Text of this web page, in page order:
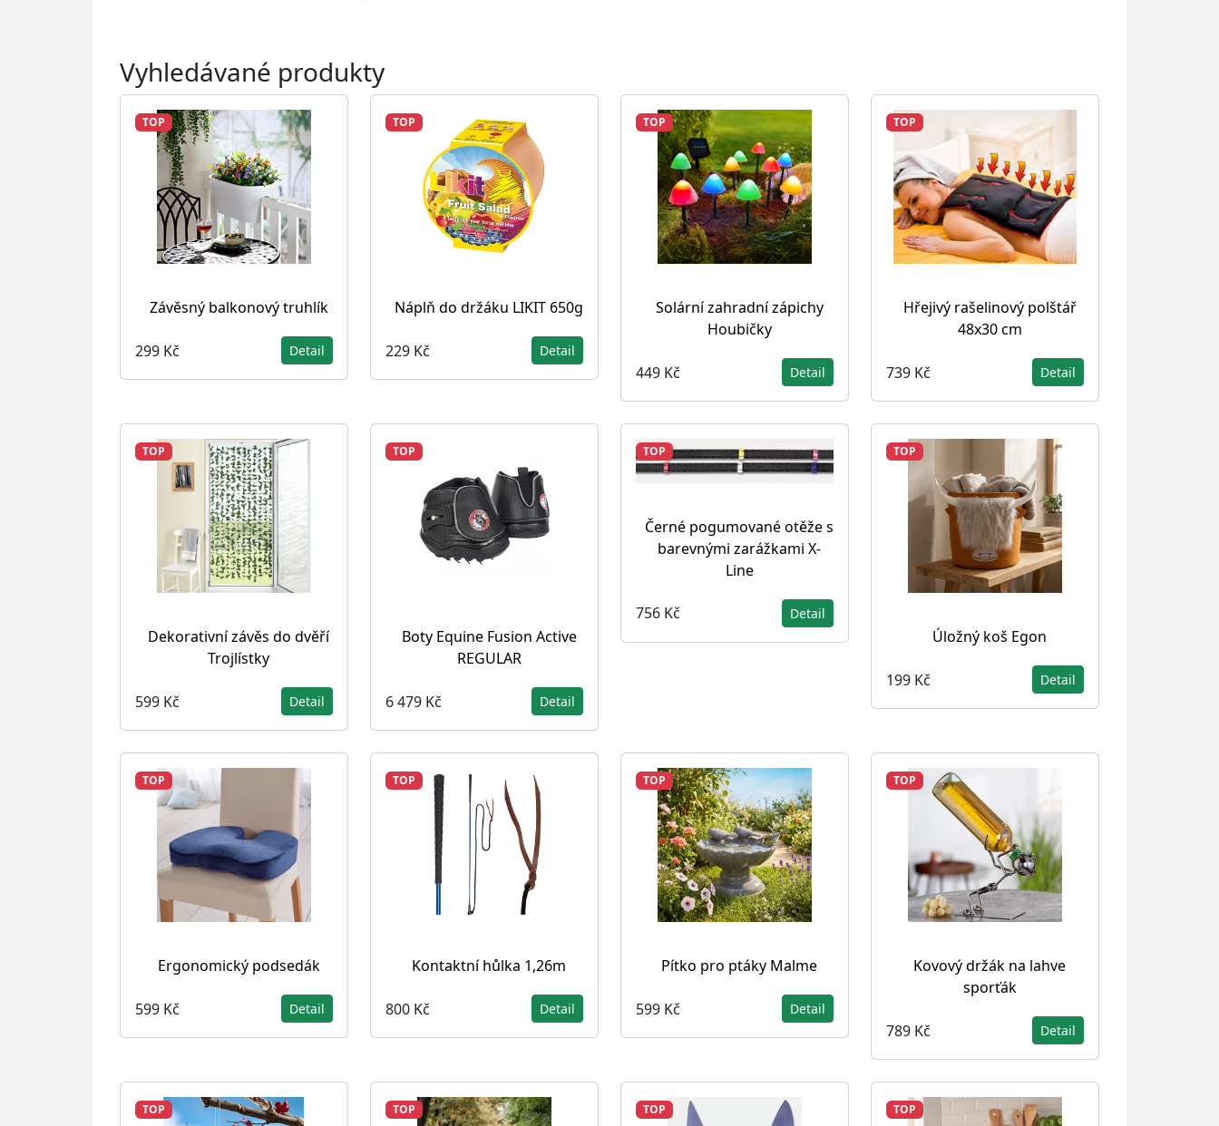
Vyhledávané produkty
TOP
Závěsný balkonový truhlík
299 Kč Detail
TOP
Náplň do držáku LIKIT 650g
229 Kč Detail
TOP
Solární zahradní zápichy
Houbičky
449 Kč Detail
TOP
Hřejivý rašelinový polštář
48x30 cm
739 Kč Detail
TOP
Dekorativní závěs do dvěří
Trojlístky
599 Kč Detail
TOP
Boty Equine Fusion Active
REGULAR
6 479 Kč Detail
TOP
Černé pogumované otěže s
barevnými zarážkami X-
Line
756 Kč Detail
TOP
Úložný koš Egon
199 Kč Detail
TOP
Ergonomický podsedák
599 Kč Detail
TOP
Kontaktní hůlka 1,26m
800 Kč Detail
TOP
Pítko pro ptáky Malme
599 Kč Detail
TOP
Kovový držák na lahve
sporťák
789 Kč Detail
TOP TOP TOP TOP